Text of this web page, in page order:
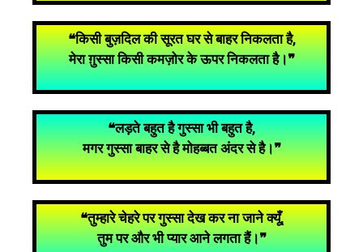
❝किसी बुज़दिल की सूरत घर से बाहर निकलता है,
मेरा ग़ुस्सा किसी कमज़ोर के ऊपर निकलता है।❞
❝लड़ते बहुत है गुस्सा भी बहुत है,
मगर गुस्सा बाहर से है मोहब्बत अंदर से है।❞
❝तुम्हारे चेहरे पर गुस्सा देख कर ना जाने क्यूँ,
तुम पर और भी प्यार आने लगता हैं।❞